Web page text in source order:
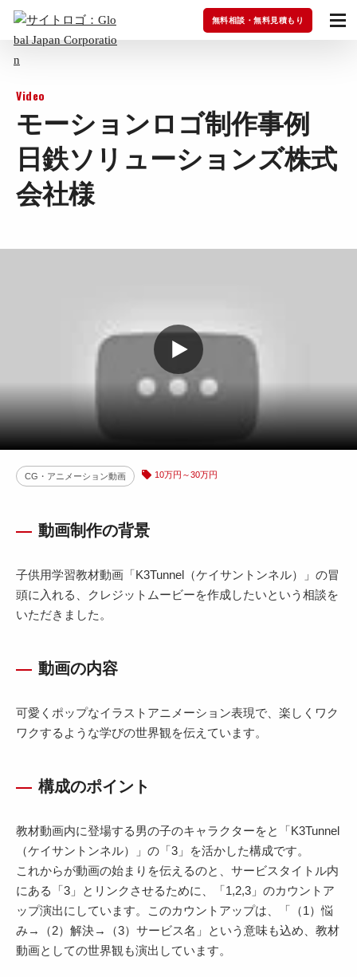
無料相談・無料見積もり
Video
モーションロゴ制作事例
日鉄ソリューションズ株式
会社様
CG・アニメーション動画 10万円～30万円
動画制作の背景
子供用学習教材動画「K3Tunnel（ケイサントンネル）」の冒
頭に入れる、クレジットムービーを作成したいという相談を
いただきました。
動画の内容
可愛くポップなイラストアニメーション表現で、楽しくワク
ワクするような学びの世界観を伝えています。
構成のポイント
教材動画内に登場する男の子のキャラクターをと「K3Tunnel
（ケイサントンネル）」の「3」を活かした構成です。
これからが動画の始まりを伝えるのと、サービスタイトル内
にある「3」とリンクさせるために、「1,2,3」のカウントア
ップ演出にしています。このカウントアップは、「（1）悩
み→（2）解決→（3）サービス名」という意味も込め、教材
動画としての世界観も演出しています。